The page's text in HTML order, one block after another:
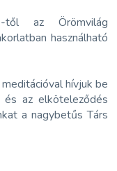
től az Örömvilág
használható
hívjuk be
az elköteleződés
a nagybetűs Társ